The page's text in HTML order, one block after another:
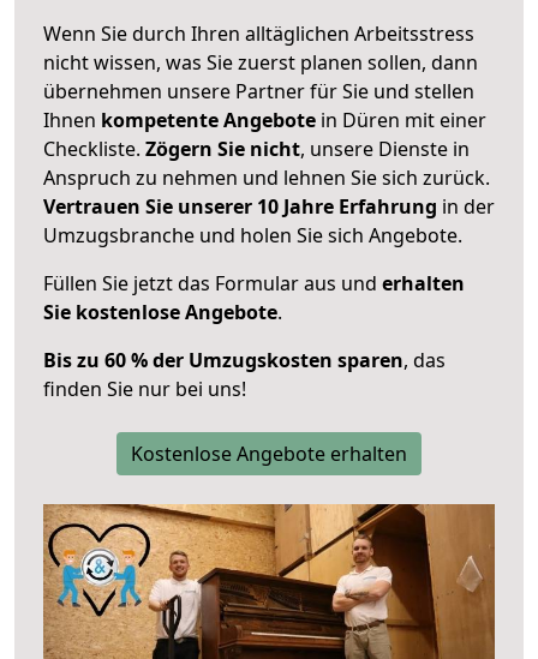
Wenn Sie durch Ihren alltäglichen Arbeitsstress
nicht wissen, was Sie zuerst planen sollen, dann
übernehmen unsere Partner für Sie und stellen
Ihnen kompetente Angebote in Düren mit einer
Checkliste. Zögern Sie nicht, unsere Dienste in
Anspruch zu nehmen und lehnen Sie sich zurück.
Vertrauen Sie unserer 10 Jahre Erfahrung in der
Umzugsbranche und holen Sie sich Angebote.
Füllen Sie jetzt das Formular aus und erhalten
Sie kostenlose Angebote.
Bis zu 60 % der Umzugskosten sparen, das
finden Sie nur bei uns!
Kostenlose Angebote erhalten